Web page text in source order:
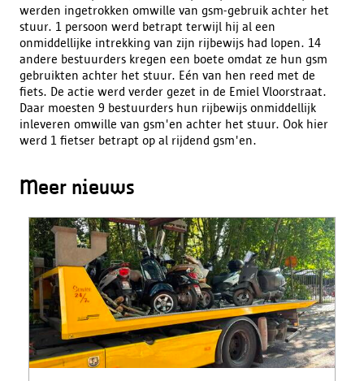
werden ingetrokken omwille van gsm-gebruik achter het
stuur. 1 persoon werd betrapt terwijl hij al een
onmiddellijke intrekking van zijn rijbewijs had lopen. 14
andere bestuurders kregen een boete omdat ze hun gsm
gebruikten achter het stuur. Eén van hen reed met de
fiets. De actie werd verder gezet in de Emiel Vloorstraat.
Daar moesten 9 bestuurders hun rijbewijs onmiddellijk
inleveren omwille van gsm'en achter het stuur. Ook hier
werd 1 fietser betrapt op al rijdend gsm'en.
Meer nieuws